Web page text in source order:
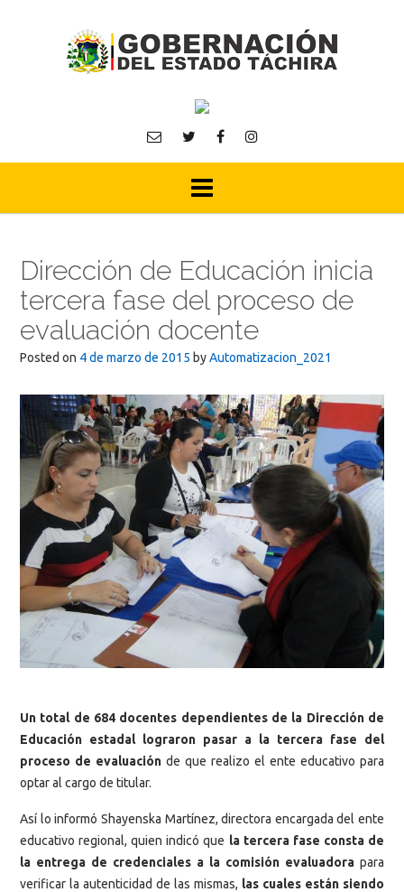
Dirección de Educación inicia
tercera fase del proceso de
evaluación docente
Posted on 4 de marzo de 2015 byAutomatizacion_2021
Un total de 684 docentes dependientes de la Dirección de
Educación estadal lograron pasar a la tercera fase del
proceso de evaluación de que realizo el ente educativo para
optar al cargo de titular.
Así lo informó Shayenska Martínez, directora encargada del ente
educativo regional, quien indicó que la tercera fase consta de
la entrega de credenciales a la comisión evaluadora para
verificar la autenticidad de las mismas, las cuales están siendo